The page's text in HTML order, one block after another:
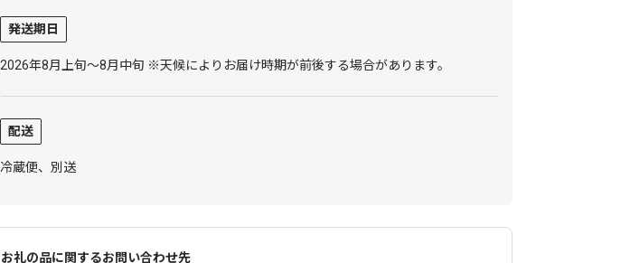
発送期日
2026年8月上旬～8月中旬 ※天候によりお届け時期が前後する場合があります。
配送
冷蔵便、別送
お礼の品に関するお問い合わせ先